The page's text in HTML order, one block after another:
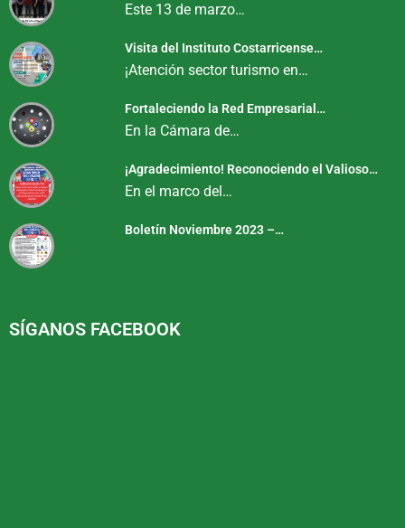
Este 13 de marzo…
Visita del Instituto Costarricense…
¡Atención sector turismo en…
Fortaleciendo la Red Empresarial…
En la Cámara de…
¡Agradecimiento! Reconociendo el Valioso…
En el marco del…
Boletín Noviembre 2023 –…
SÍGANOS FACEBOOK